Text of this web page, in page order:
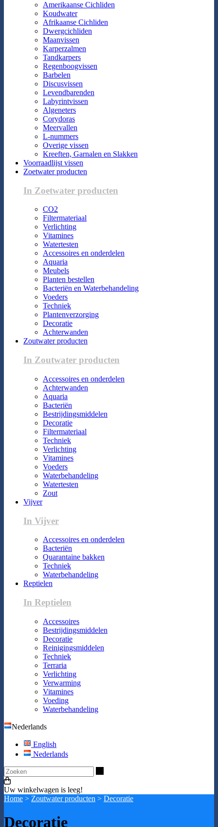
Amerikaanse Cichliden
Koudwater
Afrikaanse Cichliden
Dwergcichliden
Maanvissen
Karperzalmen
Tandkarpers
Regenboogvissen
Barbelen
Discusvissen
Levendbarenden
Labyrintvissen
Algeneters
Corydoras
Meervallen
L-nummers
Overige vissen
Kreeften, Garnalen en Slakken
Voorraadlijst vissen
Zoetwater producten
In Zoetwater producten
CO2
Filtermateriaal
Verlichting
Vitamines
Watertesten
Accessoires en onderdelen
Aquaria
Meubels
Planten bestellen
Bacteriën en Waterbehandeling
Voeders
Techniek
Plantenverzorging
Decoratie
Achterwanden
Zoutwater producten
In Zoutwater producten
Accessoires en onderdelen
Achterwanden
Aquaria
Bacteriën
Bestrijdingsmiddelen
Decoratie
Filtermateriaal
Techniek
Verlichting
Vitamines
Voeders
Waterbehandeling
Watertesten
Zout
Vijver
In Vijver
Accessoires en onderdelen
Bacteriën
Quarantaine bakken
Techniek
Waterbehandeling
Reptielen
In Reptielen
Accessoires
Bestrijdingsmiddelen
Decoratie
Reinigingsmiddelen
Techniek
Terraria
Verlichting
Verwarming
Vitamines
Voeding
Waterbehandeling
Nederlands
English
Nederlands
Uw winkelwagen is leeg!
Home > Zoutwater producten > Decoratie
Decoratie